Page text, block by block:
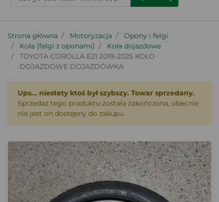
Strona główna Motoryzacja
Opony i felgi
Koła (felgi z oponami)
Koła dojazdowe
TOYOTA COROLLA E21 2019-2025 KOŁO
DOJAZDOWE DOJAZDÓWKA
Ups... niestety ktoś był szybszy. Towar sprzedany.
Sprzedaż tego produktu została zakończona, obecnie
nie jest on dostępny do zakupu.